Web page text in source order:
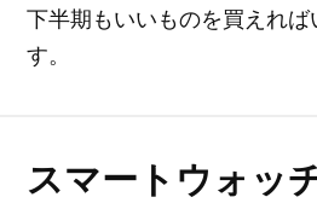
下半期もいいものを買えれば
す。
スマートウォッ